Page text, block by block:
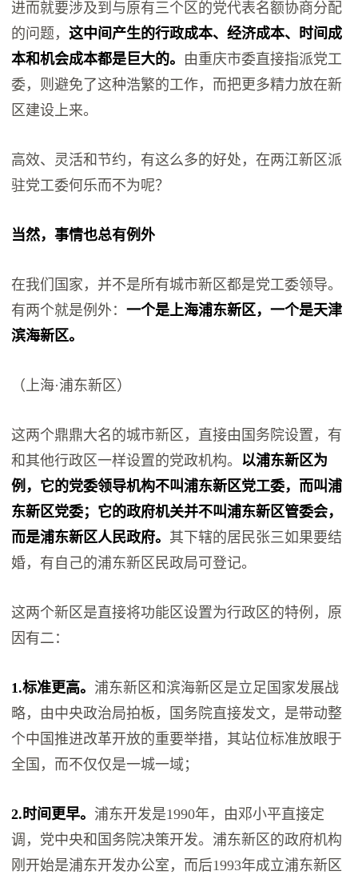
进而就要涉及到与原有三个区的党代表名额协商分配
的问题，这中间产生的行政成本、经济成本、时间成
本和机会成本都是巨大的。 由重庆市委直接指派党工
委，则避免了这种浩繁的工作，而把更多精力放在新
区建设上来。
高效、灵活和节约，有这么多的好处，在两江新区派
驻党工委何乐而不为呢？
当然，事情也总有例外
在我们国家，并不是所有城市新区都是党工委领导。
有两个就是例外：一个是上海浦东新区，一个是天津
滨海新区。
（上海·浦东新区）
这两个鼎鼎大名的城市新区，直接由国务院设置，有
和其他行政区一样设置的党政机构。 以浦东新区为
例，它的党委领导机构不叫浦东新区党工委，而叫浦
东新区党委；它的政府机关并不叫浦东新区管委会，
而是浦东新区人民政府。 其下辖的居民张三如果要结
婚，有自己的浦东新区民政局可登记。
这两个新区是直接将功能区设置为行政区的特例，原
因有二：
1.标准更高。 浦东新区和滨海新区是立足国家发展战
略，由中央政治局拍板，国务院直接发文，是带动整
个中国推进改革开放的重要举措，其站位标准放眼于
全国，而不仅仅是一城一域；
2.时间更早。 浦东开发是1990年，由邓小平直接定
调，党中央和国务院决策开发。浦东新区的政府机构
刚开始是浦东开发办公室，而后1993年成立浦东新区